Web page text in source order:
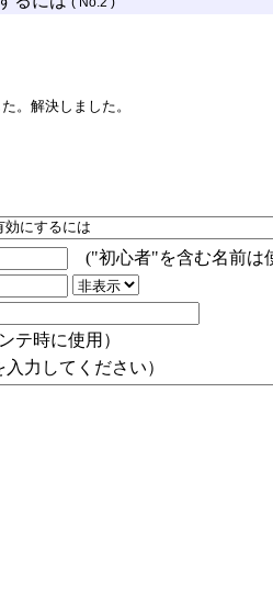
解決しました。
("初心者"を含む名前は
テ時に使用）
入力してください）